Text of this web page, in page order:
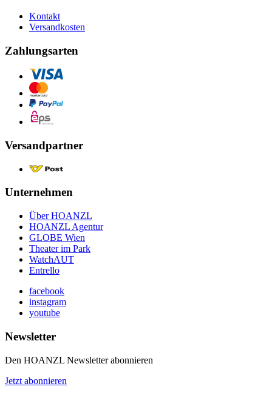
Kontakt
Versandkosten
Zahlungsarten
Versandpartner
Unternehmen
Über HOANZL
HOANZL Agentur
GLOBE Wien
Theater im Park
WatchAUT
Entrello
facebook
instagram
youtube
Newsletter
Den HOANZL Newsletter abonnieren
Jetzt abonnieren